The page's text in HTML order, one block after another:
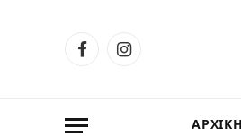
FacebookInstagram
ΑΡΧΙΚΗ